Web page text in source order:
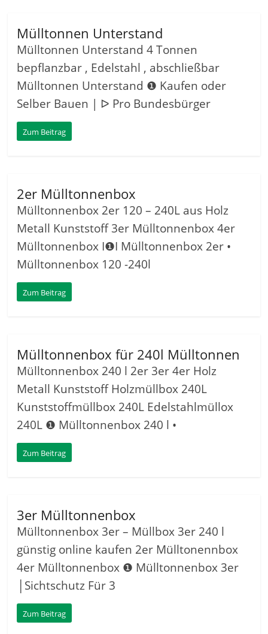
Mülltonnen Unterstand
Mülltonnen Unterstand 4 Tonnen
bepflanzbar , Edelstahl , abschließbar
Mülltonnen Unterstand ❶ Kaufen oder
Selber Bauen | ᐅ Pro Bundesbürger
Zum Beitrag
2er Mülltonnenbox
Mülltonnenbox 2er 120 – 240L aus Holz
Metall Kunststoff 3er Mülltonnenbox 4er
Mülltonnenbox I❶I Mülltonnenbox 2er •
Mülltonnenbox 120 -240l
Zum Beitrag
Mülltonnenbox für 240l Mülltonnen
Mülltonnenbox 240 l 2er 3er 4er Holz
Metall Kunststoff Holzmüllbox 240L
Kunststoffmüllbox 240L Edelstahlmüllox
240L ❶ Mülltonnenbox 240 l •
Zum Beitrag
3er Mülltonnenbox
Mülltonnenbox 3er – Müllbox 3er 240 l
günstig online kaufen 2er Mülltonennbox
4er Mülltonnenbox ❶ Mülltonnenbox 3er
│Sichtschutz Für 3
Zum Beitrag